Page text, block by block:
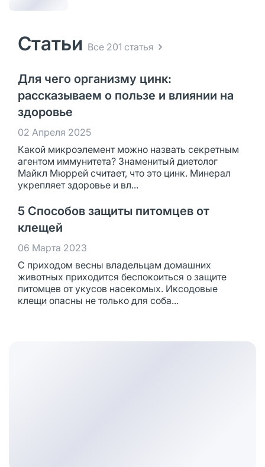
Статьи Все 201 статья
Для чего организму цинк:
рассказываем о пользе и влиянии на
здоровье
02 Апреля 2025
Какой микроэлемент можно назвать секретным
агентом иммунитета? Знаменитый диетолог
Майкл Мюррей считает, что это цинк. Минерал
укрепляет здоровье и вл...
5 Способов защиты питомцев от
клещей
06 Марта 2023
С приходом весны владельцам домашних
животных приходится беспокоиться о защите
питомцев от укусов насекомых. Иксодовые
клещи опасны не только для соба...